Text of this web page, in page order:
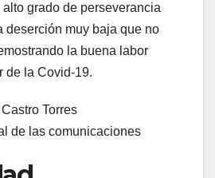
grado de perseverancia
deserción muy baja que no
la buena labor
de la Covid-19.
Torres
de las comunicaciones